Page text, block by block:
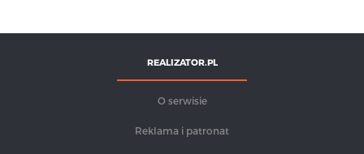
REALIZATOR.PL
O serwisie
Reklama i patronat